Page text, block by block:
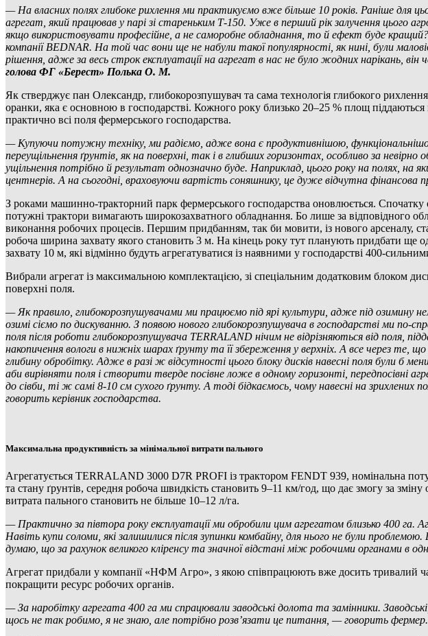
— На власних полях глибоке рихлення ми практикуємо вже більше 10 років. Раніше для
агрегат, який працював у парі зі стареньким Т-150. Уже в перший рік залучення цього
якщо використовувати професійне, а не саморобне обладнання, то й ефект буде
компанії BEDNAR. На той час вони ще не набули такої популярності, як нині, були
рішення, адже за весь строк експлуатації на агрегат в нас не було жодних нарікань,
голова ФГ «Берест» Полька О. М.
Як стверджує пан Олександр, глибокорозпушувач та сама технологія глибокого
оранки, яка є основною в господарстві. Кожного року близько 20–25 % площ
практично всі поля фермерського господарства.
— Купуючи потужну техніку, ми радіємо, адже вона є продуктивнішою,
переущільнення ґрунтів, як на поверхні, так і в глибших горизонтах, особливо за невірно
ущільнення потрібно й результат однозначно буде. Наприклад, цього року на полях, на
центнерів. А на сьогодні, враховуючи вартість соняшнику, це дуже відчутна фінансова
З роками машинно-тракторний парк фермерського господарства оновлюється.
потужні трактори вимагають широкозахватного обладнання. Бо лише за відповідного
виконання робочих процесів. Першим придбанням, так би мовити, із нового арсеналу,
робоча ширина захвату якого становить 3 м. На кінець року тут планують придбати
захвату 10 м, які відмінно будуть агрегатуватися із наявними у господарстві 400-
Вибрали агрегат із максимальною комплектацією, зі спеціальним додатковим блоком
поверхні поля.
— Як правило, глибокорозпушувачами ми працюємо під ярі культури, адже під озимину
озимі сіємо по дискуванню. З появою нового глибокорозпушувача в господарстві ми по-
поля після роботи глибокорозпушувача TERRALAND нічим не відрізняються від поля,
накопичення вологи в нижніх шарах ґрунту та її збереження у верхніх. А все через те,
глибину обробітку. Адже в разі ж відсутності цього блоку дисків навесні поля були б
аби вирівняти поля і створити тверде посівне ложе в одному горизонті, передпосівні
до сівби, ті ж самі 8-10 см сухого ґрунту. А тоді бідкаємось, чому навесні на зрихлених
говорить керівник господарства.
Максимальна продуктивність за мінімальної витрати пального
Агрегатується TERRALAND 3000 D7R PROFI із трактором FENDT 939, номінальна
та стану ґрунтів, середня робоча швидкість становить 9–11 км/год, що дає змогу за
витрата пального становить не більше 10–12 л/га.
— Практично за півтора року експлуатації ми обробили цим агрегатом близько 400 га.
Навіть купи соломи, які залишилися після зупинки комбайну, для нього не були
думаю, що за рахунок великого кліренсу та значної відстані між робочими органами в
Агрегат придбали у компанії «НФМ Агро», з якою співпрацюють вже досить тривалий
покращити ресурс робочих органів.
— За наробітку агрегата 400 га ми спрацювали заводські долота та замінники.
щось не так робимо, я не знаю, але потрібно розв’язати це питання, — говорить фермер.